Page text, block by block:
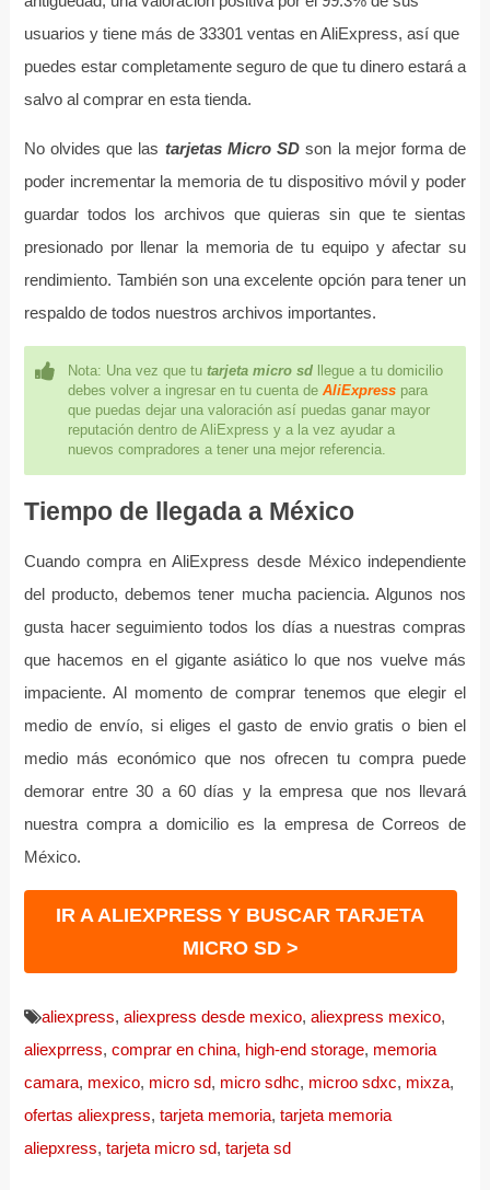
usuarios y tiene más de 33301 ventas en AliExpress, así que
puedes estar completamente seguro de que tu dinero estará a
salvo al comprar en esta tienda.
No olvides que las tarjetas Micro SD son la mejor forma de
poder incrementar la memoria de tu dispositivo móvil y poder
guardar todos los archivos que quieras sin que te sientas
presionado por llenar la memoria de tu equipo y afectar su
rendimiento. También son una excelente opción para tener un
respaldo de todos nuestros archivos importantes.
Nota: Una vez que tu tarjeta micro sd llegue a tu domicilio
debes volver a ingresar en tu cuenta de AliExpresspara
que puedas dejar una valoración así puedas ganar mayor
reputación dentro de AliExpress y a la vez ayudar a
nuevos compradores a tener una mejor referencia.
Tiempo de llegada a México
Cuando compra en AliExpress desde México independiente
del producto, debemos tener mucha paciencia. Algunos nos
gusta hacer seguimiento todos los días a nuestras compras
que hacemos en el gigante asiático lo que nos vuelve más
impaciente. Al momento de comprar tenemos que elegir el
medio de envío, si eliges el gasto de envio gratis o bien el
medio más económico que nos ofrecen tu compra puede
demorar entre 30 a 60 días y la empresa que nos llevará
nuestra compra a domicilio es la empresa de Correos de
México.
IR A ALIEXPRESS Y BUSCAR TARJETA
MICRO SD >
aliexpress, aliexpress desde mexico, aliexpress mexico,
aliexprress, comprar en china, high-end storage, memoria
camara, mexico, micro sd, micro sdhc, microo sdxc, mixza,
ofertas aliexpress, tarjeta memoria, tarjeta memoria
aliepxress, tarjeta micro sd, tarjeta sd